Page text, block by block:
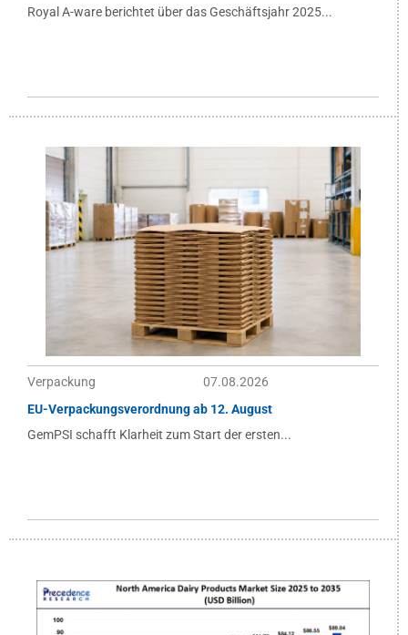
Royal A-ware berichtet über das Geschäftsjahr 2025...
Verpackung
07.08.2026
EU-Verpackungsverordnung ab 12. August
GemPSI schafft Klarheit zum Start der ersten...